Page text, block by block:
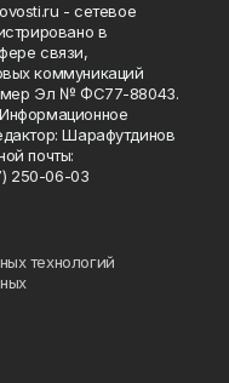
- сетевое
в
связи,
коммуникаций
Эл № ФС77-88043.
Шарафутдинов
почты:
250-06-03
технологий